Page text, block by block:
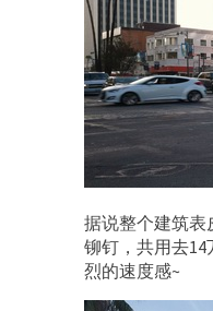
据说整个建筑表
铆钉，共用去
烈的速度感~